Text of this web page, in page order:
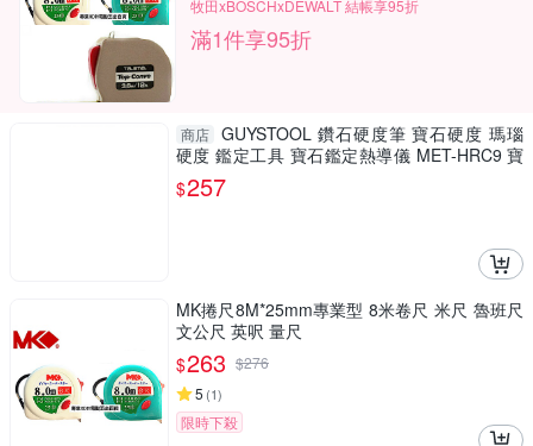
牧田xBOSCHxDEWALT 結帳享95折
滿1件享95折
商店 GUYSTOOL 鑽石硬度筆 寶石硬度 瑪瑙
硬度 鑑定工具 寶石鑑定熱導儀 MET-HRC9 寶
石鑑定真偽
$257
MK捲尺8M*25mm專業型 8米卷尺 米尺 魯班尺
文公尺 英呎 量尺
$263 $276
5 (1)
限時下殺